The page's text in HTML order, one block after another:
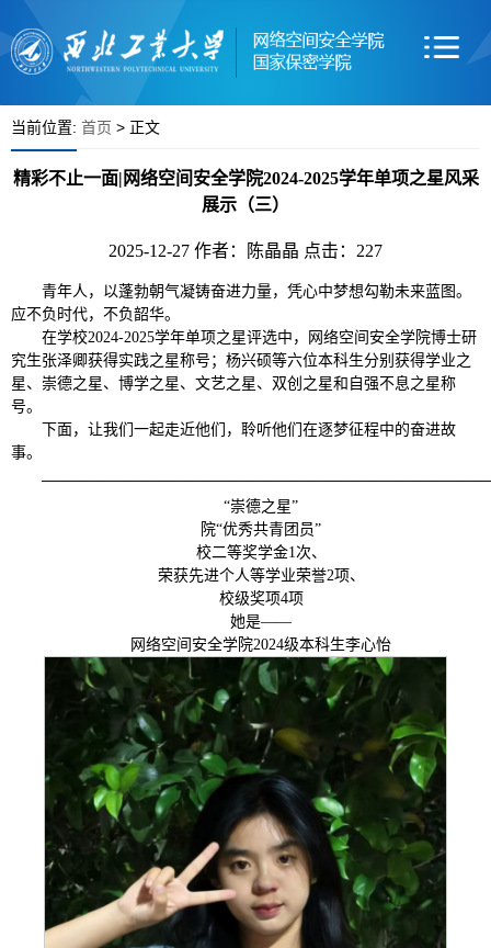
当前位置: 首页 > 正文
精彩不止一面|网络空间安全学院2024-2025学年单项之星风采
展示（三）
2025-12-27 作者：陈晶晶 点击： 227
青年人，以蓬勃朝气凝铸奋进力量，凭心中梦想勾勒未来蓝图。
应不负时代，不负韶华。
在学校2024-2025学年单项之星评选中，网络空间安全学院博士研
究生张泽卿获得实践之星称号；杨兴硕等六位本科生分别获得学业之
星、崇德之星、博学之星、文艺之星、双创之星和自强不息之星称
号。
下面，让我们一起走近他们，聆听他们在逐梦征程中的奋进故
事。
“崇德之星”
院“优秀共青团员”
校二等奖学金1次、
荣获先进个人等学业荣誉2项、
校级奖项4项
她是——
网络空间安全学院2024级本科生李心怡